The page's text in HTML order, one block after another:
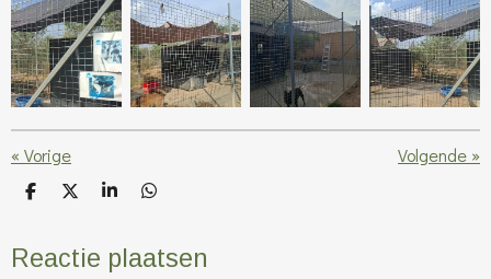
« Vorige Volgende »
D
e
n
D
l
S
r
e
D
e
n
Reactie plaatsen